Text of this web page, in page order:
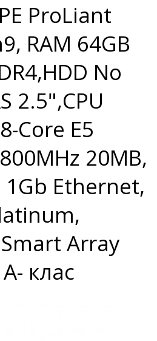
ProLiant
RAM 64GB
No
2.5",CPU
Core E5
20MB,
Ethernet,
Array
клас